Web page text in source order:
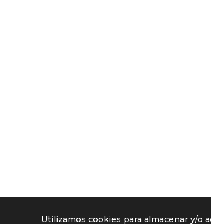
Utilizamos cookies para almacenar y/o